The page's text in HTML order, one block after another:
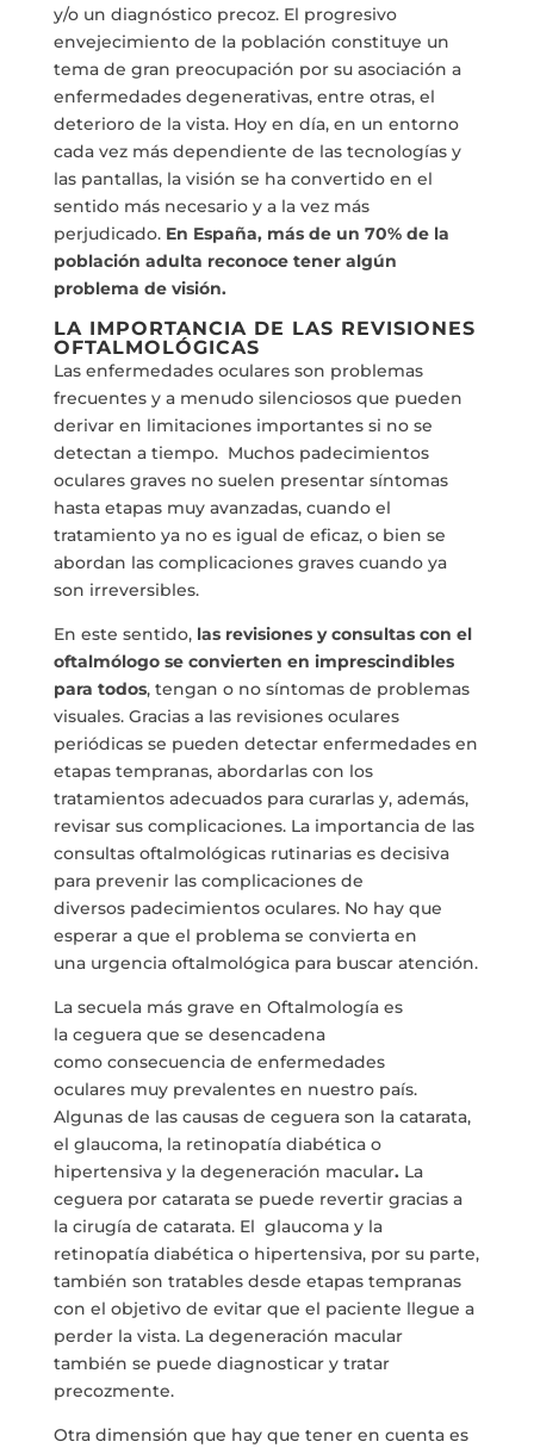
y/o un diagnóstico precoz. El progresivo
envejecimiento de la población constituye un
tema de gran preocupación por su asociación a
enfermedades degenerativas, entre otras, el
deterioro de la vista. Hoy en día, en un entorno
cada vez más dependiente de las tecnologías y
las pantallas, la visión se ha convertido en el
sentido más necesario y a la vez más
perjudicado. En España, más de un 70% de la
población adulta reconoce tener algún
problema de visión.
LA IMPORTANCIA DE LAS REVISIONES
OFTALMOLÓGICAS
Las enfermedades oculares son problemas
frecuentes y a menudo silenciosos que pueden
derivar en limitaciones importantes si no se
detectan a tiempo. Muchos padecimientos
oculares graves no suelen presentar síntomas
hasta etapas muy avanzadas, cuando el
tratamiento ya no es igual de eficaz, o bien se
abordan las complicaciones graves cuando ya
son irreversibles.
En este sentido, las revisiones y consultas con el
oftalmólogo se convierten en imprescindibles
para todos, tengan o no síntomas de problemas
visuales. Gracias a las revisiones oculares
periódicas se pueden detectar enfermedades en
etapas tempranas, abordarlas con los
tratamientos adecuados para curarlas y, además,
revisar sus complicaciones. La importancia de las
consultas oftalmológicas rutinarias es decisiva
para prevenir las complicaciones de
diversos padecimientos oculares. No hay que
esperar a que el problema se convierta en
una urgencia oftalmológica para buscar atención.
La secuela más grave en Oftalmología es
la ceguera que se desencadena
como consecuencia de enfermedades
oculares muy prevalentes en nuestro país.
Algunas de las causas de ceguera son la catarata,
el glaucoma, la retinopatía diabética o
hipertensiva y la degeneración macular. La
ceguera por catarata se puede revertir gracias a
la cirugía de catarata. El glaucoma y la
retinopatía diabética o hipertensiva, por su parte,
también son tratables desde etapas tempranas
con el objetivo de evitar que el paciente llegue a
perder la vista. La degeneración macular
también se puede diagnosticar y tratar
precozmente.
Otra dimensión que hay que tener en cuenta es